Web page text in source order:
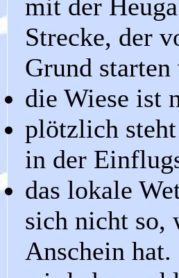
mit der
Strecke, der
Grund
die Wiese ist
plötzlich
in der
das lokale
sich nicht so,
Anschein hat.